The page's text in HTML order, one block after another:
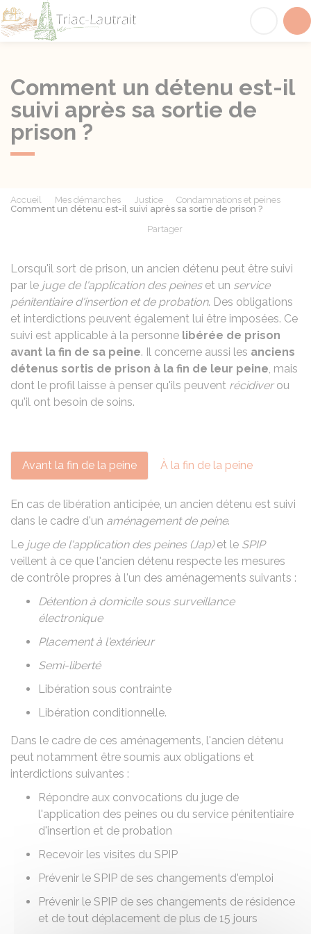
Comment un détenu est-il
suivi après sa sortie de
prison ?
Accueil Mes démarches Justice
Condamnations et peines
Comment un détenu est-il suivi après sa sortie de prison ?
Partager
Lorsqu'il sort de prison, un ancien détenu peut être suivi
par le juge de l'application des peineset un service
pénitentiaire d'insertion et de probation. Des obligations
et interdictions peuvent également lui être imposées. Ce
suivi est applicable à la personne libérée de prison
avant la fin de sa peine. Il concerne aussi les anciens
détenus sortis de prison à la fin de leur peine, mais
dont le profil laisse à penser qu'ils peuvent récidiverou
qu'il ont besoin de soins.
Avant la fin de la peine À la fin de la peine
En cas de libération anticipée, un ancien détenu est suivi
dans le cadre d'un aménagement de peine.
Le juge de l'application des peines (Jap)et le SPIP
veillent à ce que l'ancien détenu respecte les mesures
de contrôle propres à l'un des aménagements suivants :
Détention à domicile sous surveillance
électronique
Placement à l'extérieur
Semi-liberté
Libération sous contrainte
Libération conditionnelle.
Dans le cadre de ces aménagements, l'ancien détenu
peut notamment être soumis aux obligations et
interdictions suivantes :
Répondre aux convocations du juge de
l'application des peines ou du service pénitentiaire
d'insertion et de probation
Recevoir les visites du SPIP
Prévenir le SPIP de ses changements d'emploi
Prévenir le SPIP de ses changements de résidence
et de tout déplacement de plus de 15 jours